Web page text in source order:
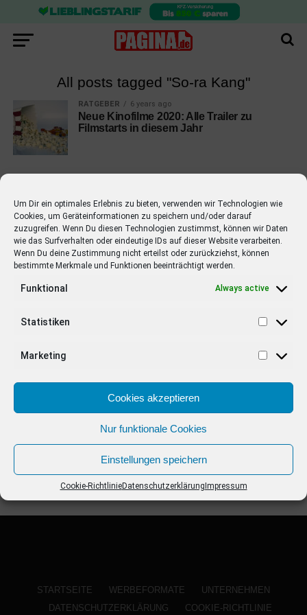
Um Dir ein optimales Erlebnis zu bieten, verwenden wir Technologien wie
Cookies, um Geräteinformationen zu speichern und/oder darauf
zuzugreifen. Wenn Du diesen Technologien zustimmst, können wir Daten
wie das Surfverhalten oder eindeutige IDs auf dieser Website verarbeiten.
Wenn Du deine Zustimmung nicht erteilst oder zurückziehst, können
bestimmte Merkmale und Funktionen beeinträchtigt werden.
Funktional Always active
Statistiken
Marketing
Cookies akzeptieren
Nur funktionale Cookies
Einstellungen speichern
Cookie-RichtlinieDatenschutzerklärung Impressum
All posts tagged "So-ra Kang"
RATGEBER 6 years ago
Neue Kinofilme 2020: Alle Trailer zu
Filmstarts in diesem Jahr
EMPFOHLEN
STARS 4 years ago
Barbara Schöneberger Moderatorin
von “Verstehen Sie Spaß?”
STARTSEITE WERBEFORMATE
UNTERNEHMEN
DATENSCHUTZERKLÄRUNG
COOKIE-RICHTLINIE